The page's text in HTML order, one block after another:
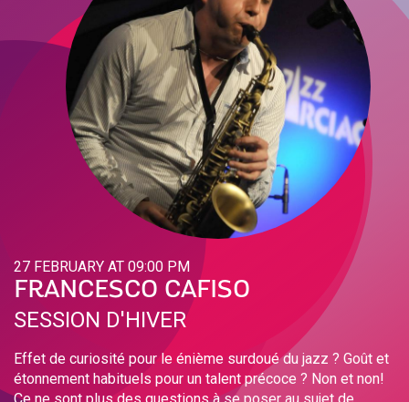
27 FEBRUARY AT 09:00 PM
FRANCESCO CAFISO
SESSION D'HIVER
Effet de curiosité pour le énième surdoué du jazz ? Goût et
étonnement habituels pour un talent précoce ? Non et non!